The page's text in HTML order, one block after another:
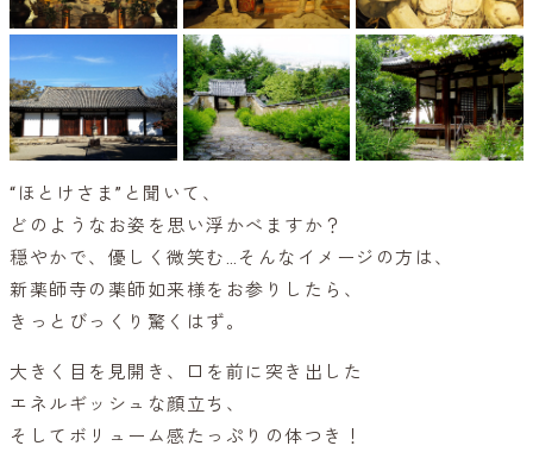
“ほとけさま”と聞いて、
どのようなお姿を思い浮かべますか？
穏やかで、優しく微笑む…そんなイメージの方は、
新薬師寺の薬師如来様をお参りしたら、
きっとびっくり驚くはず。
大きく目を見開き、口を前に突き出した
エネルギッシュな顔立ち、
そしてボリューム感たっぷりの体つき！